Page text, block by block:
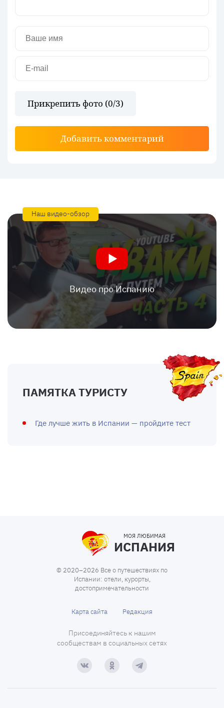
Прикрепить фото (0/3)
Добавить комментарий
Наш видео-обзор
Видео про Испанию
ПАМЯТКА ТУРИСТУ
Где лучше жить в Испании — пройдите тест
МОЯ ЛЮБИМАЯ
ИСПАНИЯ
© 2020–2026 Все о путешествиях по
Испании: отели, курорты,
достопримечательности
Карта сайта Редакция
Присоединяйтесь к нашим
сообществам в социальных сетях